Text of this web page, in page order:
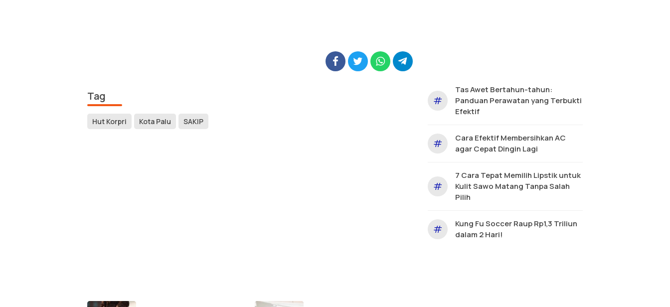
Tag
Hut Korpri Kota Palu SAKIP
#
Tas Awet Bertahun-tahun:
Panduan Perawatan yang Terbukti
Efektif
#
Cara Efektif Membersihkan AC
agar Cepat Dingin Lagi
#
7 Cara Tepat Memilih Lipstik untuk
Kulit Sawo Matang Tanpa Salah
Pilih
#
Kung Fu Soccer Raup Rp1,3 Triliun
dalam 2 Hari!